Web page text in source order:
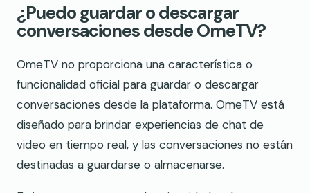
¿Puedo guardar o descargar
conversaciones desde OmeTV?
OmeTV no proporciona una característica o
funcionalidad oficial para guardar o descargar
conversaciones desde la plataforma. OmeTV está
diseñado para brindar experiencias de chat de
video en tiempo real, y las conversaciones no están
destinadas a guardarse o almacenarse.